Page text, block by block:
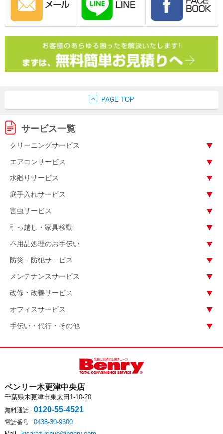
PAGE TOP
サービス一覧
クリーニングサービス
エアコンサービス
水廻りサービス
庭手入れサービス
害虫サービス
引っ越し・家具移動
不用品処理のお手伝い
防災・防犯サービス
メンテナンスサービス
改修・改善サービス
オフィスサービス
手伝い・代行・その他
ベンリー木更津中央店
千葉県木更津市東太田1-10-20
無料通話 0120-55-4521
電話番号 0438-30-9300